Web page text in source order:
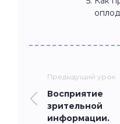
Предыдущий урок
Восприятие
зрительной
информации.